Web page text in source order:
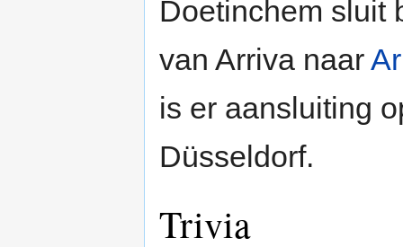
Doetinchem sluit
van Arriva naar
is er aansluiting
Düsseldorf.
Trivia